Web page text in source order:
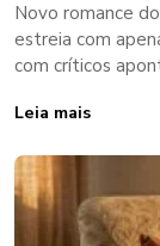
Novo romance
estreia com
com críticos
Leia mais